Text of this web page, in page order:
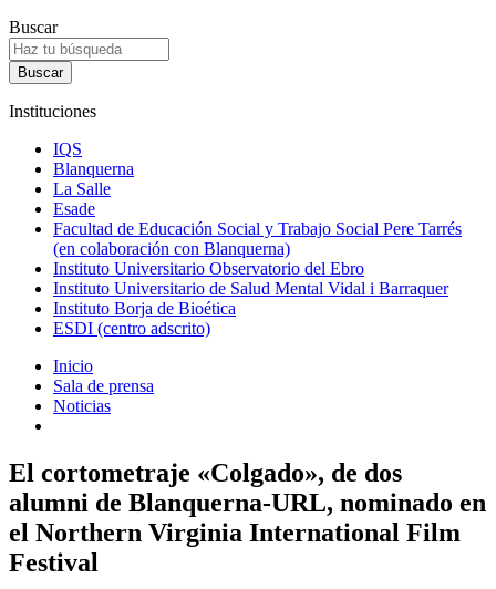
Buscar
Instituciones
IQS
Blanquerna
La Salle
Esade
Facultad de Educación Social y Trabajo Social Pere Tarrés
(en colaboración con Blanquerna)
Instituto Universitario Observatorio del Ebro
Instituto Universitario de Salud Mental Vidal i Barraquer
Instituto Borja de Bioética
ESDI (centro adscrito)
Inicio
Sala de prensa
Noticias
El cortometraje «Colgado», de dos
alumni de Blanquerna-URL, nominado en
el Northern Virginia International Film
Festival